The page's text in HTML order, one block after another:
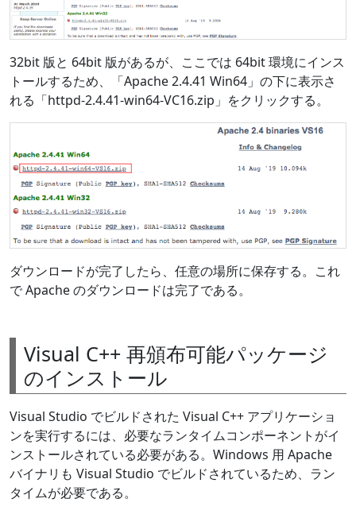
32bit 版と 64bit 版があるが、ここでは 64bit 環境にインス
トールするため、「Apache 2.4.41 Win64」の下に表示さ
れる「httpd-2.4.41-win64-VC16.zip」をクリックする。
ダウンロードが完了したら、任意の場所に保存する。これ
で Apache のダウンロードは完了である。
Visual C++ 再頒布可能パッケージ
のインストール
Visual Studio でビルドされた Visual C++ アプリケーショ
ンを実行するには、必要なランタイムコンポーネントがイ
ンストールされている必要がある。Windows 用 Apache
バイナリも Visual Studio でビルドされているため、ラン
タイムが必要である。